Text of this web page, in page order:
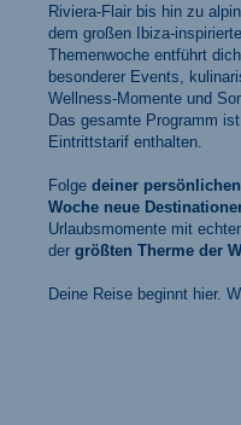
Riviera-Flair bis hin zu
dem großen Ibiza-
Themenwoche entführt
besonderer Events,
Wellness-Momente und
Das gesamte Programm ist
Eintrittstarif enthalten.
Folge deiner
Woche neue
Urlaubsmomente mit
der größten Therme der
Deine Reise beginnt hier.